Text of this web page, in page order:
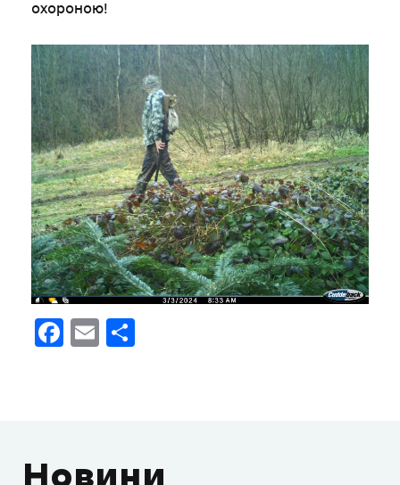
охороною!
Facebook
Email
Новини